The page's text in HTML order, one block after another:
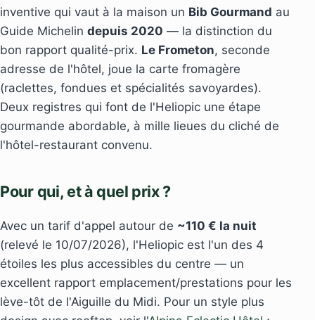
inventive qui vaut à la maison un Bib Gourmand au
Guide Michelin depuis 2020 — la distinction du
bon rapport qualité-prix. Le Frometon, seconde
adresse de l'hôtel, joue la carte fromagère
(raclettes, fondues et spécialités savoyardes).
Deux registres qui font de l'Heliopic une étape
gourmande abordable, à mille lieues du cliché de
l'hôtel-restaurant convenu.
Pour qui, et à quel prix ?
Avec un tarif d'appel autour de ~110 € la nuit
(relevé le 10/07/2026), l'Heliopic est l'un des 4
étoiles les plus accessibles du centre — un
excellent rapport emplacement/prestations pour les
lève-tôt de l'Aiguille du Midi. Pour un style plus